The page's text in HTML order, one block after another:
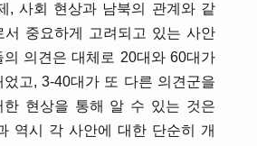
, 사회 현상과 남북의 관계와 같
서 중요하게 고려되고 있는 사안
의 의견은 대체로 20대와 60대가
고, 3-40대가 또 다른 의견군을
한 현상을 통해 알 수 있는 것은
역시 각 사안에 대한 단순히 개